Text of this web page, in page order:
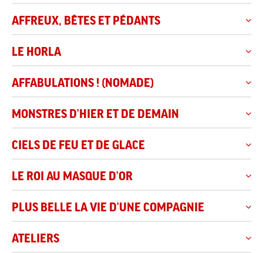
AFFREUX, BÊTES ET PÉDANTS
LE HORLA
AFFABULATIONS ! (NOMADE)
MONSTRES D’HIER ET DE DEMAIN
CIELS DE FEU ET DE GLACE
LE ROI AU MASQUE D’OR
PLUS BELLE LA VIE D’UNE COMPAGNIE
ATELIERS